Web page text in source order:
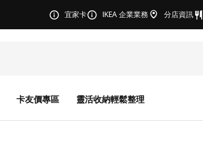
宜家卡 IKEA 企業業務 分店資訊
卡友價專區 靈活收納輕鬆整理